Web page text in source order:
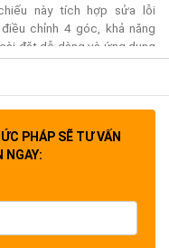
này tích hợp sửa lỗi
chỉnh 4 góc, khả năng
đặt dễ dàng và ứng dụng
công nghệ laser phosphor
và đạt được hiệu suất
hơn 32% và dễ tiếp cận
không sử dụng bóng đèn
lập tức và tuổi thọ lên đến
kéo dài.
PHÁP SẼ TƯ VẤN
NGAY: